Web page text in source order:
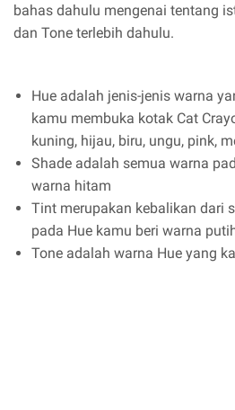
bahas dahulu mengenai tentang
dan Tone terlebih dahulu.
Hue adalah jenis-jenis warna
kamu membuka kotak Cat
kuning, hijau, biru, ungu, pink,
Shade adalah semua warna
warna hitam
Tint merupakan kebalikan dari
pada Hue kamu beri warna
Tone adalah warna Hue yang